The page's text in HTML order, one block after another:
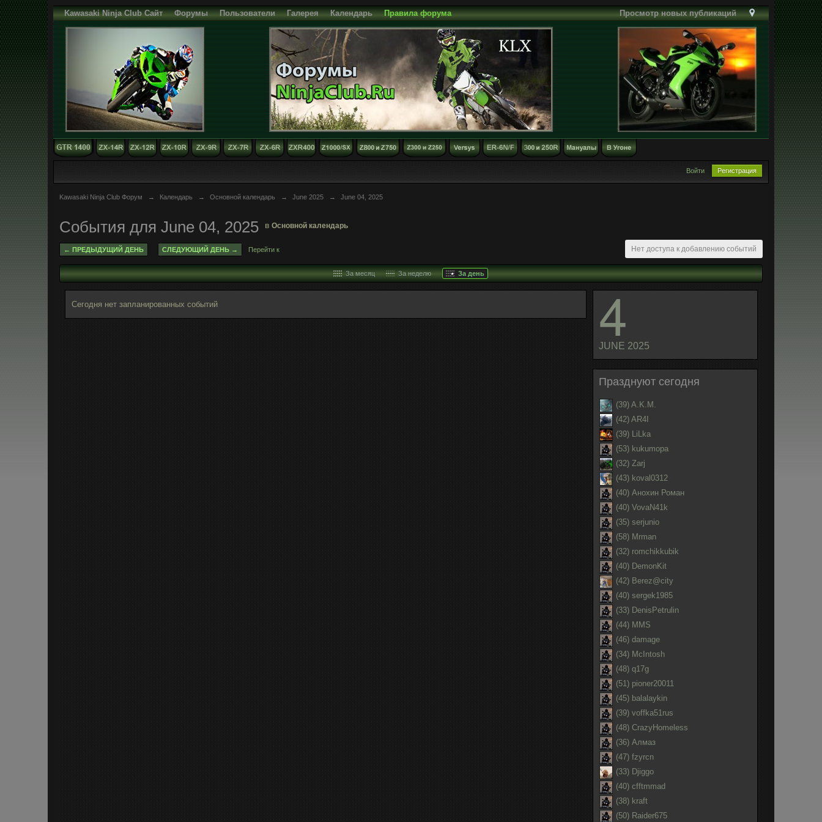
Просмотр новых публикаций
Правила форума
Kawasaki Ninja Club Сайт Форумы Пользователи Галерея Календарь
Войти Регистрация
Kawasaki Ninja Club Форум → Календарь → Основной календарь → June 2025 → June 04, 2025
События для June 04, 2025 вОсновной календарь
← ПРЕДЫДУЩИЙ ДЕНЬ СЛЕДУЮЩИЙ ДЕНЬ → Перейти к Нет доступа к добавлению событий
За месяц За неделю За день
Сегодня нет запланированных событий 4
JUNE 2025
Празднуют сегодня
(39) A.K.M.
(42) AR4I
(39) LiLka
(53) kukumopa
(32) Zarj
(43) koval0312
(40) Анохин Роман
(40) VovaN41k
(35) serjunio
(58) Mrman
(32) romchikkubik
(40) DemonKit
(42) Berez@city
(40) sergek1985
(33) DenisPetrulin
(44) MMS
(46) damage
(34) McIntosh
(48) q17g
(51) pioner20011
(45) balalaykin
(39) voffka51rus
(48) CrazyHomeless
(36) Алмаз
(47) fzyrcn
(33) Djiggo
(40) cfftmmad
(38) kraft
(50) Raider675